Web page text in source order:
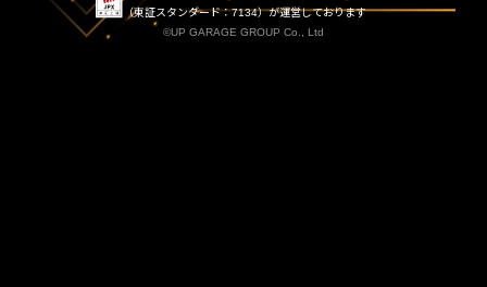
（東証スタンダード：7134）が運営しております
©UP GARAGE GROUP Co., Ltd